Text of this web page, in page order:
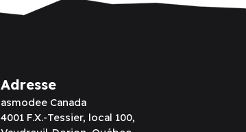
Adresse
asmodee Canada
4001 F.X.-Tessier, local 100,